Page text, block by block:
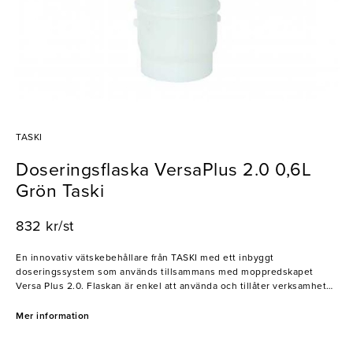
TASKI
Doseringsflaska VersaPlus 2.0 0,6L
Grön Taski
832 kr/st
En innovativ vätskebehållare från TASKI med ett inbyggt
doseringssystem som används tillsammans med moppredskapet
Versa Plus 2.0. Flaskan är enkel att använda och tillåter verksamheter
utbytbara vilket ger produkten en enastående lång livstid. Detta gör
Mer information